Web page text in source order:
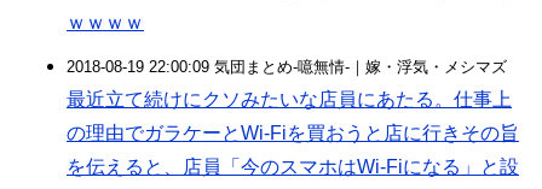
ｗｗｗｗ
2018-08-19 22:00:09 気団まとめ-噫無情-｜嫁・浮気・メシマズ
最近立て続けにクソみたいな店員にあたる。仕事上
の理由でガラケーとWi-Fiを買おうと店に行きその旨
を伝えると、店員「今のスマホはWi-Fiになる」と設